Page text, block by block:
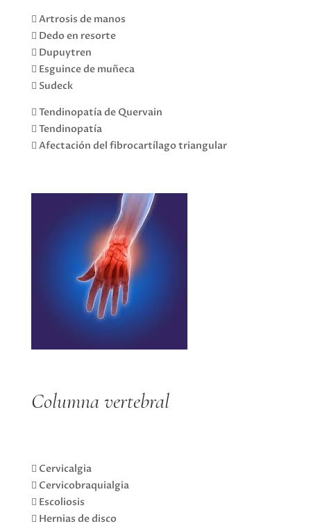
 Artrosis de manos
 Dedo en resorte
 Dupuytren
 Esguince de muñeca
 Sudeck
 Tendinopatía de Quervain
 Tendinopatía
 Afectación del fibrocartílago triangular
Columna vertebral
 Cervicalgia
 Cervicobraquialgia
 Escoliosis
 Hernias de disco